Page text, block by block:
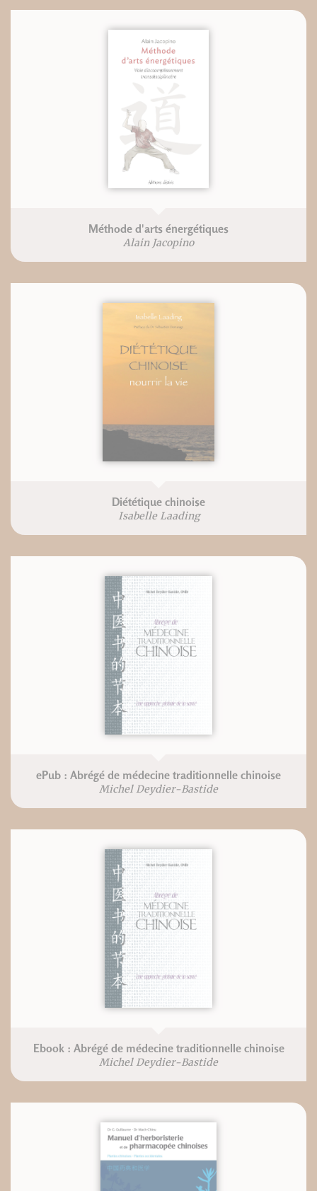
Méthode d'arts énergétiques
Alain Jacopino
Diététique chinoise
Isabelle Laading
ePub : Abrégé de médecine traditionnelle chinoise
Michel Deydier-Bastide
Ebook : Abrégé de médecine traditionnelle chinoise
Michel Deydier-Bastide